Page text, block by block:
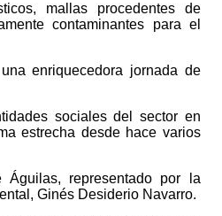
mallas procedentes de
contaminantes para el
enriquecedora jornada de
sociales del sector en
estrecha desde hace varios
representado por la
Ginés Desiderio Navarro.